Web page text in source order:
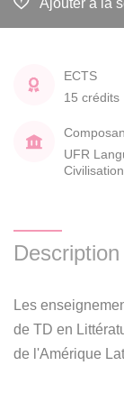
ECTS
15 crédits
UFR
Description
Les
de TD en
de l'Amérique